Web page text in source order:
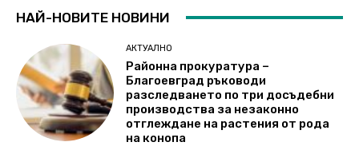
НАЙ-НОВИТЕ НОВИНИ
АКТУАЛНО
Районна прокуратура –
Благоевград ръководи
разследването по три досъдебни
производства за незаконно
отглеждане на растения от рода
на конопа